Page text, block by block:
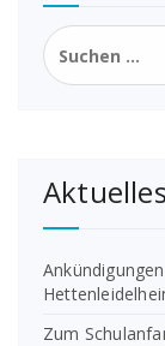
Suchen
nach:
Aktuelles
Zum